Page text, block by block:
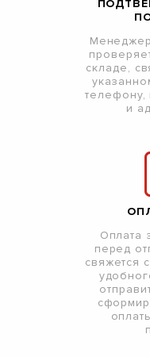
складе,
телефону,
и
Оплата
перед
свяжется